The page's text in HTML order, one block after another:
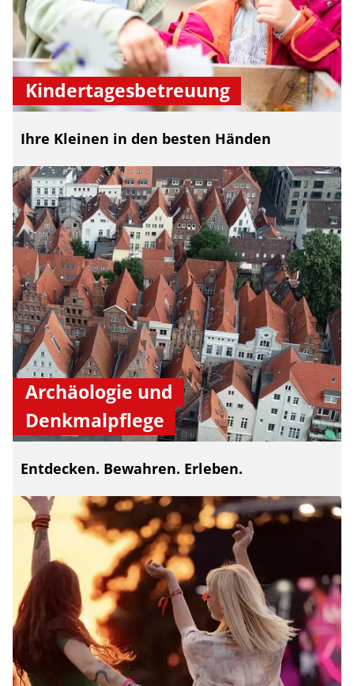
Kindertagesbetreuung
Ihre Kleinen in den besten Händen
Archäologie und
Denkmalpflege
Entdecken. Bewahren. Erleben.